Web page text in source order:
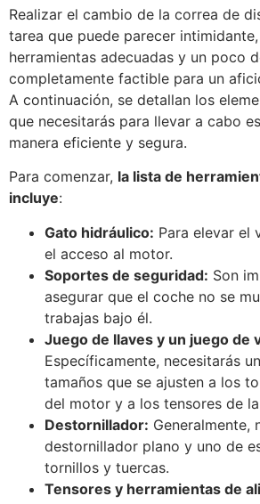
Realizar el cambio de la correa de
tarea que puede parecer
herramientas adecuadas y un poco
completamente factible para un
A continuación, se detallan los
que necesitarás para llevar a cabo
manera eficiente y segura.
Para comenzar, la lista de
incluye:
Gato hidráulico: Para elevar el
el acceso al motor.
Soportes de seguridad: Son
asegurar que el coche no se
trabajas bajo él.
Juego de llaves y un juego de
Específicamente, necesitarás
tamaños que se ajusten a los
del motor y a los tensores de
Destornillador: Generalmente,
destornillador plano y uno de
tornillos y tuercas.
Tensores y herramientas de